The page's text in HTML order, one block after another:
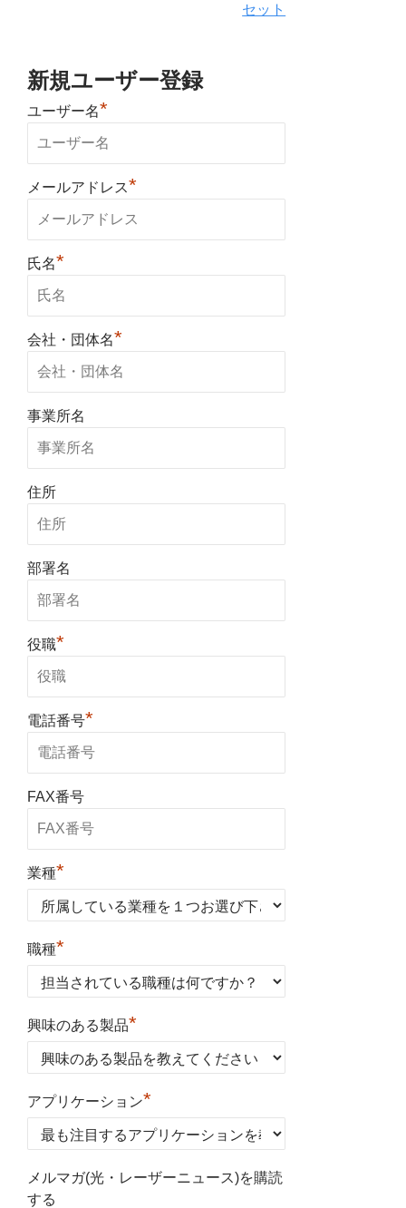
セット
新規ユーザー登録
ユーザー名*
メールアドレス*
氏名*
会社・団体名*
事業所名
住所
部署名
役職*
電話番号*
FAX番号
業種*
職種*
興味のある製品*
アプリケーション*
メルマガ(光・レーザーニュース)を購読
する